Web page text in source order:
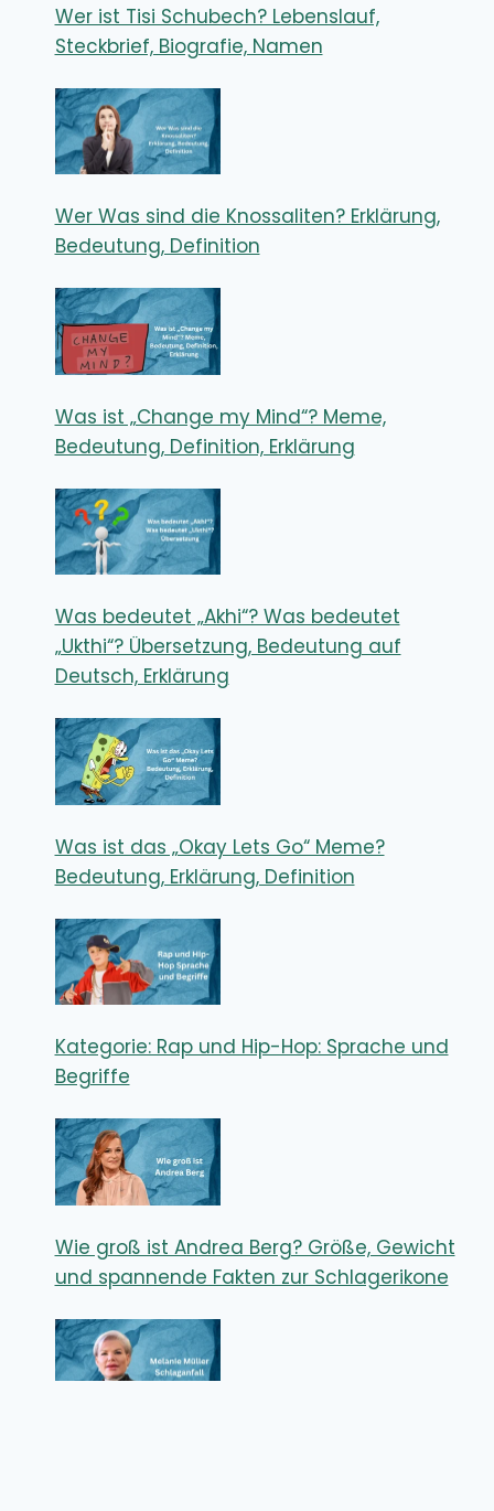
Wer ist Tisi Schubech? Lebenslauf,
Steckbrief, Biografie, Namen
Wer Was sind die Knossaliten? Erklärung,
Bedeutung, Definition
Was ist „Change my Mind“? Meme,
Bedeutung, Definition, Erklärung
Was bedeutet „Akhi“? Was bedeutet
„Ukthi“? Übersetzung, Bedeutung auf
Deutsch, Erklärung
Was ist das „Okay Lets Go“ Meme?
Bedeutung, Erklärung, Definition
Kategorie: Rap und Hip-Hop: Sprache und
Begriffe
Wie groß ist Andrea Berg? Größe, Gewicht
und spannende Fakten zur Schlagerikone